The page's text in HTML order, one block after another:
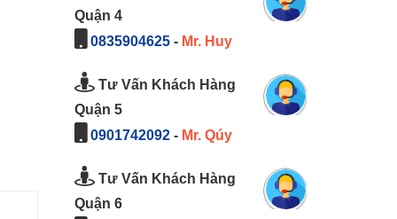
Quận 4
0835904625- Mr. Huy
Tư Vấn Khách Hàng
Quận 5
0901742092- Mr. Qúy
Tư Vấn Khách Hàng
Quận 6